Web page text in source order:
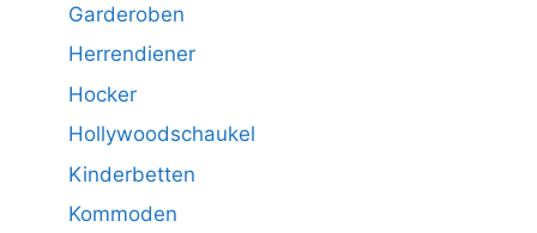
Garderoben
Herrendiener
Hocker
Hollywoodschaukel
Kinderbetten
Kommoden